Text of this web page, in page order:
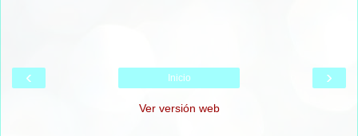
‹ ›
Inicio
Ver versión web